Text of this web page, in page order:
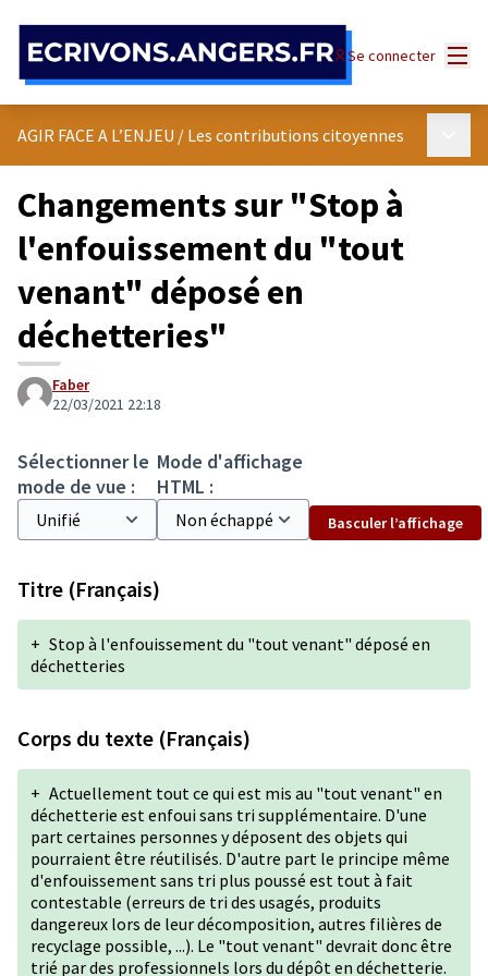
Se connecter
AGIR FACE A L’ENJEU / Les contributions citoyennes
Changements sur "Stop à
l'enfouissement du "tout
venant" déposé en
déchetteries"
Faber
22/03/2021 22:18
Sélectionner le
mode de vue :
Mode d'affichage
HTML :
Basculer l’affichage
Titre (Français)
+ Stop à l'enfouissement du "tout venant" déposé en
déchetteries
Corps du texte (Français)
+ Actuellement tout ce qui est mis au "tout venant" en
déchetterie est enfoui sans tri supplémentaire. D'une
part certaines personnes y déposent des objets qui
pourraient être réutilisés. D'autre part le principe même
d'enfouissement sans tri plus poussé est tout à fait
contestable (erreurs de tri des usagés, produits
dangereux lors de leur décomposition, autres filières de
recyclage possible, ...). Le "tout venant" devrait donc être
trié par des professionnels lors du dépôt en déchetterie.